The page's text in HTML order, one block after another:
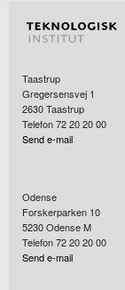
Taastrup
Gregersensvej 1
2630Taastrup
Telefon 72 20 20 00
Send e-mail
Odense
Forskerparken 10
5230Odense M
Telefon 72 20 20 00
Send e-mail